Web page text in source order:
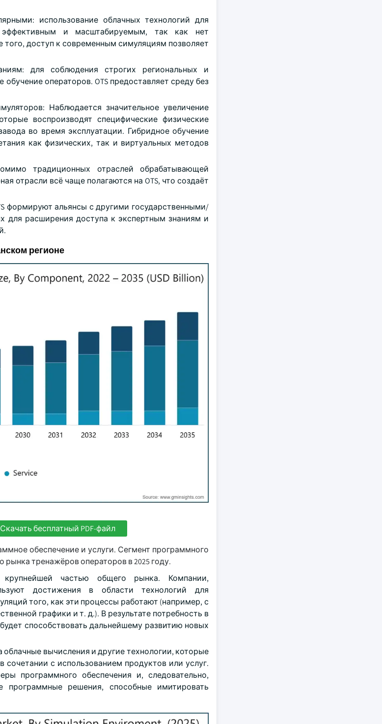
использование облачных технологий для
и масштабируемым, так как нет
доступ к современным симуляциям позволяет
для соблюдения строгих региональных и
операторов. OTS предоставляет среду без
Наблюдается значительное увеличение
воспроизводят специфические физические
во время эксплуатации. Гибридное обучение
как физических, так и виртуальных методов
традиционных отраслей обрабатывающей
отрасли всё чаще полагаются на OTS, что создаёт
формируют альянсы с другими государственными/
расширения доступа к экспертным знаниям и
регионе
Скачать бесплатный PDF-файл
обеспечение и услуги. Сегмент программного
тренажёров операторов в 2025 году.
частью общего рынка. Компании,
достижения в области технологий для
того, как эти процессы работают (например, с
графики и т. д.). В результате потребность в
способствовать дальнейшему развитию новых
вычисления и другие технологии, которые
с использованием продуктов или услуг.
программного обеспечения и, следовательно,
программные решения, способные имитировать